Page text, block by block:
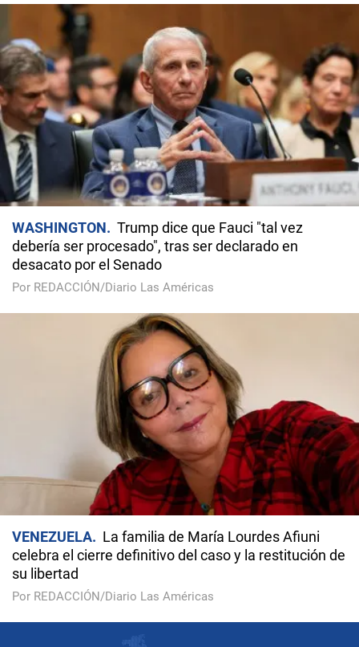
WASHINGTON
Trump dice que Fauci "tal vez
debería ser procesado", tras ser declarado en
desacato por el Senado
Por REDACCIÓN/Diario Las Américas
VENEZUELA
La familia de María Lourdes Afiuni
celebra el cierre definitivo del caso y la restitución de
su libertad
Por REDACCIÓN/Diario Las Américas